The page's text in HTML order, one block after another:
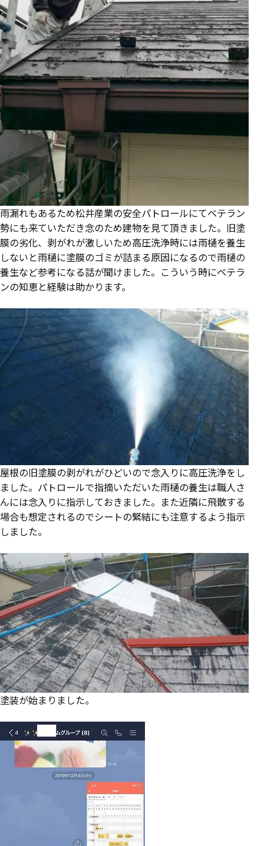
雨漏れもあるため松井産業の安全パトロールにてベテラン
勢にも来ていただき念のため建物を見て頂きました。旧塗
膜の劣化、剥がれが激しいため高圧洗浄時には雨樋を養生
しないと雨樋に塗膜のゴミが詰まる原因になるので雨樋の
養生など参考になる話が聞けました。こういう時にベテラ
ンの知恵と経験は助かります。
屋根の旧塗膜の剥がれがひどいので念入りに高圧洗浄をし
ました。パトロールで指摘いただいた雨樋の養生は職人さ
んには念入りに指示しておきました。また近隣に飛散する
場合も想定されるのでシートの緊結にも注意するよう指示
しました。
塗装が始まりました。